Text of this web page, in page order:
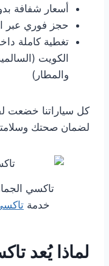
أسعار شفافة
حجز فوري عبر
تغطية كاملة
الكويت
والمطار)
كل سياراتنا خضعت
لضمان صحتك
تاكسي
خدمة
لماذا يُعد